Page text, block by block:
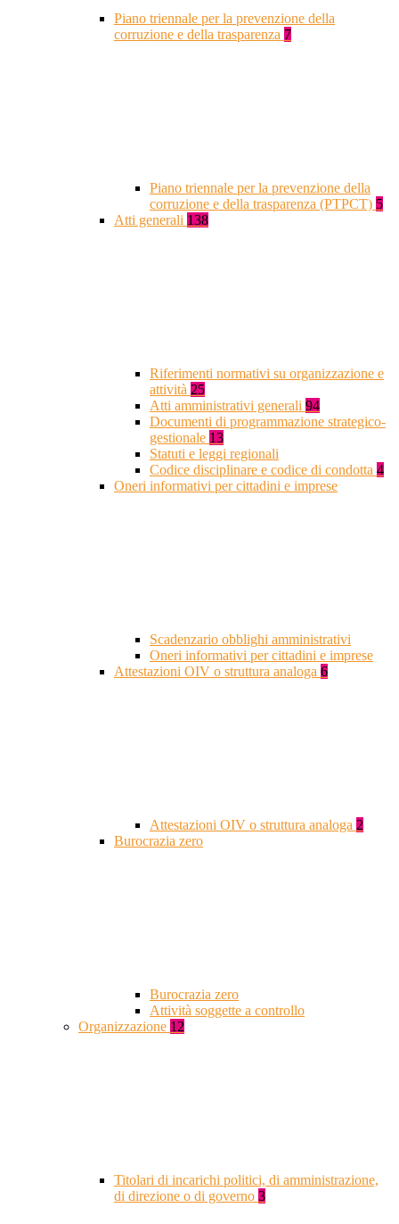
Piano triennale per la prevenzione della
corruzione e della trasparenza 7
Piano triennale per la prevenzione della
corruzione e della trasparenza (PTPCT) 5
Atti generali 138
Riferimenti normativi su organizzazione e
attività 25
Atti amministrativi generali 94
Documenti di programmazione strategico-
gestionale 13
Statuti e leggi regionali
Codice disciplinare e codice di condotta 4
Oneri informativi per cittadini e imprese
Scadenzario obblighi amministrativi
Oneri informativi per cittadini e imprese
Attestazioni OIV o struttura analoga 6
Attestazioni OIV o struttura analoga 2
Burocrazia zero
Burocrazia zero
Attività soggette a controllo
Organizzazione 12
Titolari di incarichi politici, di amministrazione,
di direzione o di governo 3